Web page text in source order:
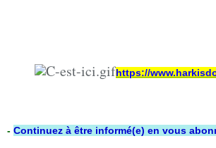
https://
- Continuez à être informé(e) en vous